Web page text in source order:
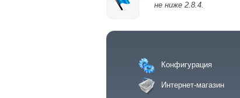
не ниже 2.8.4.
Конфигурация
Интернет-магазин